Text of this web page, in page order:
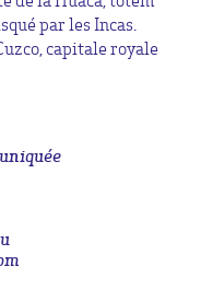
par les Incas.
capitale royale